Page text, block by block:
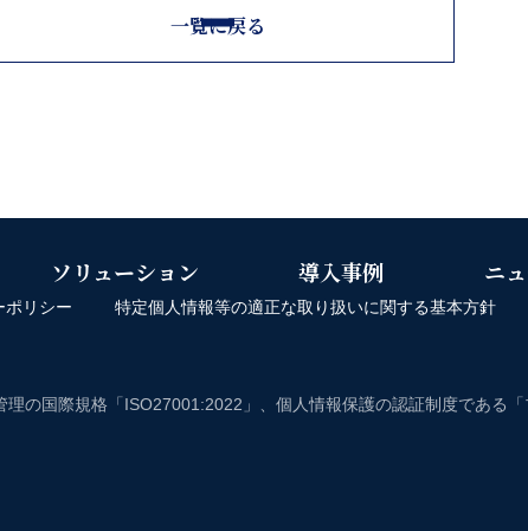
一覧に戻る
ソリューション 導入事例 ニ
ポリシー 特定個人情報等の適正な取り扱いに関する基本方針
理の国際規格「ISO27001:2022」、個人情報保護の認証制度である